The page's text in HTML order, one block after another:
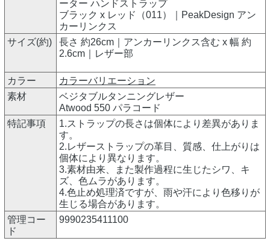
ーター ハンドストラップ
ブラック x レッド（011）｜PeakDesign アン
カーリンクス
サイズ(約)
長さ 約26cm｜アンカーリンクス含む x 幅 約
2.6cm｜レザー部
カラー
カラーバリエーション
素材
ベジタブルタンニングレザー
Atwood 550 パラコード
特記事項
1.ストラップの長さは個体により差異がありま
す。
2.レザーストラップの革目、質感、仕上がりは
個体により異なります。
3.素材由来、また製作過程に生じたシワ、キ
ズ、色ムラがあります。
4.色止め処理済ですが、雨や汗により色移りが
生じる場合があります。
管理コー
ド
9990235411100